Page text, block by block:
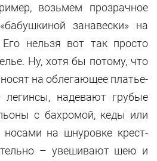
возьмем прозрачное
занавески» на
нельзя вот так просто
Ну, хотя бы потому, что
на облегающее платье-
надевают грубые
с бахромой, кеды или
на шнуровке крест-
– увешивают шею и